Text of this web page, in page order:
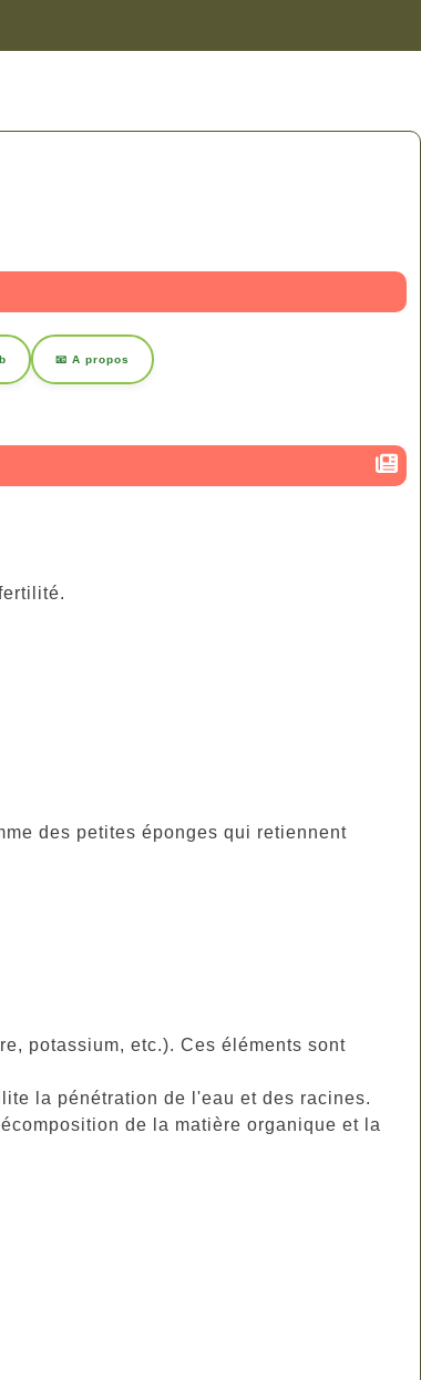
📧 A propos
des petites éponges qui retiennent
potassium, etc.). Ces éléments sont
la pénétration de l'eau et des racines.
de la matière organique et la